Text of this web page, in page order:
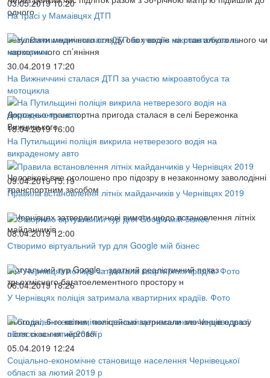
одного
03.05.2019 10:20
На трасі у Мамаівцях ДТП
Результати медичного огляду обох водіїв на стан алкогольного чи
наркотичного сп’яніння
30.04.2019 17:20
На Вижниччині сталася ДТП за участю мікроавтобуса та
мотоцикла
Дорожньо-транспортна пригода сталася в селі Бережонка
Вижницького
18.04.2019 16:00
На Путильщині поліція викрила нетверезого водія на
викраденому авто
Чоловікові вже оголошено про підозру в незаконному заволодінні
транспортним засобом
09.04.2019 15:19
Правила встановлення літніх майданчиків у Чернівцях 2019
У Чернівцях затвердили нові вимоги щодо встановлення літніх
майданчиків
08.04.2019 12:00
Створимо віртуальний тур для Google мій бізнес
Віртуальний тур Google - здатний реалістичний показ
трьохмісного багатоелементного простору н
06.04.2019 18:26
У Чернівцях поліція затримала квартирних крадіїв. Фото
Сьогодні, 6-го квітня, поліцейські затримали злочинців одразу
після скоєння чергової
05.04.2019 12:24
Соціально-економічне становище населення Чернівецької
області за лютий 2019 р